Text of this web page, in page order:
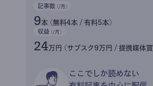
記事数 (/月)
9本 (無料4本 / 有料5本)
収益 (/月)
24万円 (サブスク9万円 / 提携媒体
ここでしか読めない